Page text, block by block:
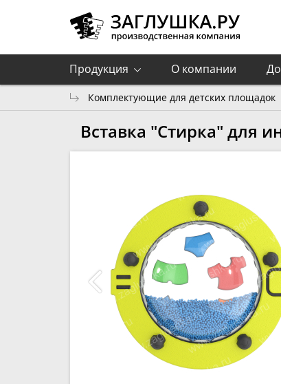
Продукция О компании
Комплектующие для детских площадок
Вставка "Стирка" для